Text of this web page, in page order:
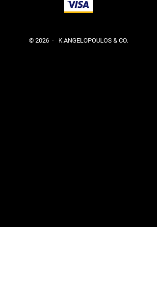
© 2026 - K.ANGELOPOULOS & CO.